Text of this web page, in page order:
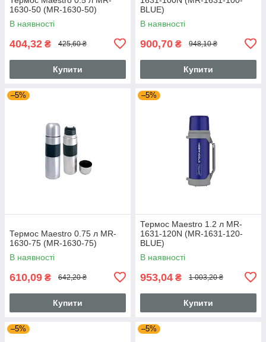
1630-50 (MR-1630-50)
В наявності
404,32 ₴ 425,60 ₴
Купити
BLUE)
В наявності
900,70 ₴ 948,10 ₴
Купити
–5%
Термос Maestro 0.75 л MR-
1630-75 (MR-1630-75)
В наявності
610,09 ₴ 642,20 ₴
Купити
–5%
Термос Maestro 1.2 л MR-
1631-120N (MR-1631-120-
BLUE)
В наявності
953,04 ₴ 1 003,20 ₴
Купити
–5% –5%